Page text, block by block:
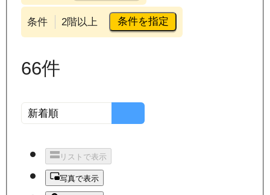
条件 2階以上 条件を指定
66件
リストで表示
写真で表示